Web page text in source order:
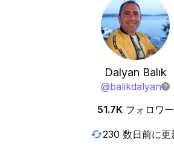
Dalyan Balık
@balikdalyan
51.7K フォロワー
230 数日前に更